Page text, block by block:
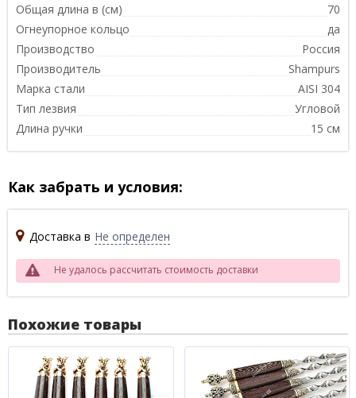
Общая длина в (см)
70
Огнеупорное кольцо
да
Производство
Россия
Производитель
Shampurs
Марка стали
AISI 304
Тип лезвия
Угловой
Длина ручки
15 см
Как забрать и условия:
Доставка в Не определен
Не удалось рассчитать стоимость доставки
Похожие товары